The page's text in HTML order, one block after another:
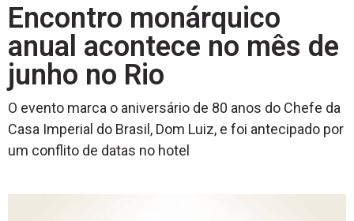
Encontro monárquico
anual acontece no mês de
junho no Rio
O evento marca o aniversário de 80 anos do Chefe da
Casa Imperial do Brasil, Dom Luiz, e foi antecipado por
um conflito de datas no hotel